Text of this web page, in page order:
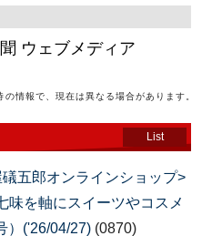
ウェブメディア
の情報で、現在は異なる場合があります。
List
五郎オンラインショップ>
を軸にスイーツやコスメ
）('26/04/27) (0870)